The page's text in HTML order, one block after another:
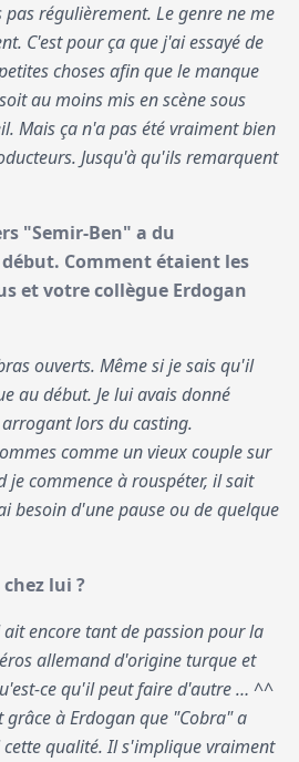
régulièrement. Le genre ne me
C'est pour ça que j'ai essayé de
choses afin que le manque
au moins mis en scène sous
Mais ça n'a pas été vraiment bien
Jusqu'à qu'ils remarquent
"Semir-Ben" a du
Comment étaient les
et votre collègue Erdogan
ouverts. Même si je sais qu'il
au début. Je lui avais donné
lors du casting.
comme un vieux couple sur
je commence à rouspéter, il sait
besoin d'une pause ou de quelque
lui ?
encore tant de passion pour la
allemand d'origine turque et
ce qu'il peut faire d'autre … ^^
grâce à Erdogan que "Cobra" a
qualité. Il s'implique vraiment